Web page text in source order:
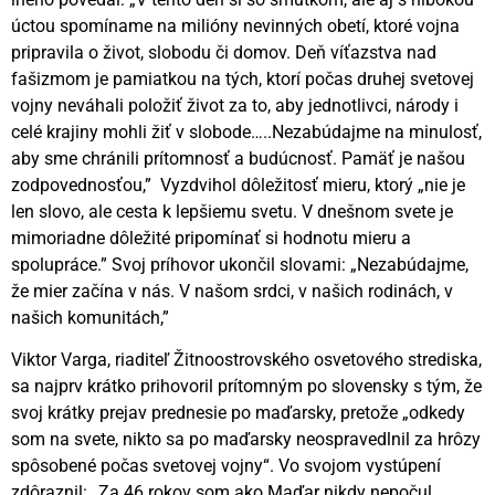
úctou spomíname na milióny nevinných obetí, ktoré vojna
pripravila o život, slobodu či domov. Deň víťazstva nad
fašizmom je pamiatkou na tých, ktorí počas druhej svetovej
vojny neváhali položiť život za to, aby jednotlivci, národy i
celé krajiny mohli žiť v slobode…..Nezabúdajme na minulosť,
aby sme chránili prítomnosť a budúcnosť. Pamäť je našou
zodpovednosťou,” Vyzdvihol dôležitosť mieru, ktorý „nie je
len slovo, ale cesta k lepšiemu svetu. V dnešnom svete je
mimoriadne dôležité pripomínať si hodnotu mieru a
spolupráce.” Svoj príhovor ukončil slovami: „Nezabúdajme,
že mier začína v nás. V našom srdci, v našich rodinách, v
našich komunitách,”
Viktor Varga, riaditeľ Žitnoostrovského osvetového strediska,
sa najprv krátko prihovoril prítomným po slovensky s tým, že
svoj krátky prejav prednesie po maďarsky, pretože „odkedy
som na svete, nikto sa po maďarsky neospravedlnil za hrôzy
spôsobené počas svetovej vojny“. Vo svojom vystúpení